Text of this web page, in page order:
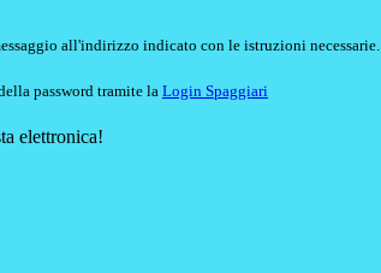
all'indirizzo indicato con le istruzioni necessarie.
password tramite la Login Spaggiari
elettronica!